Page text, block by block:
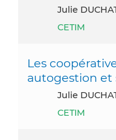
Julie
CETIM
Les
autogestion
Julie
CETIM